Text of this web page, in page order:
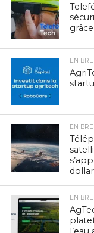
grâce
EN
EN
EN